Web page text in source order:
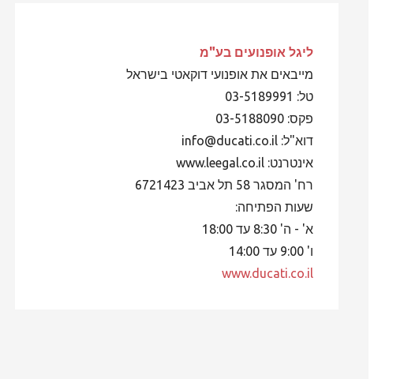
ליגל אופנועים בע"מ
מייבאים את אופנועי דוקאטי בישראל
טל: 03-5189991
פקס: 03-5188090
דוא"ל: info@ducati.co.il
אינטרנט: www.leegal.co.il
רח' המסגר 58 תל אביב 6721423
שעות הפתיחה:
א' - ה' 8:30 עד 18:00
ו' 9:00 עד 14:00
www.ducati.co.il